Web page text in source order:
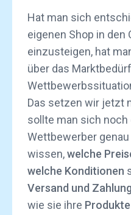
Hat man sich
eigenen Shop in den
einzusteigen, hat
über das
Das setzen wir jetzt
sollte man sich noch
Wettbewerber
wissen,welche
welche Konditionen
Versand und
wie sie ihre